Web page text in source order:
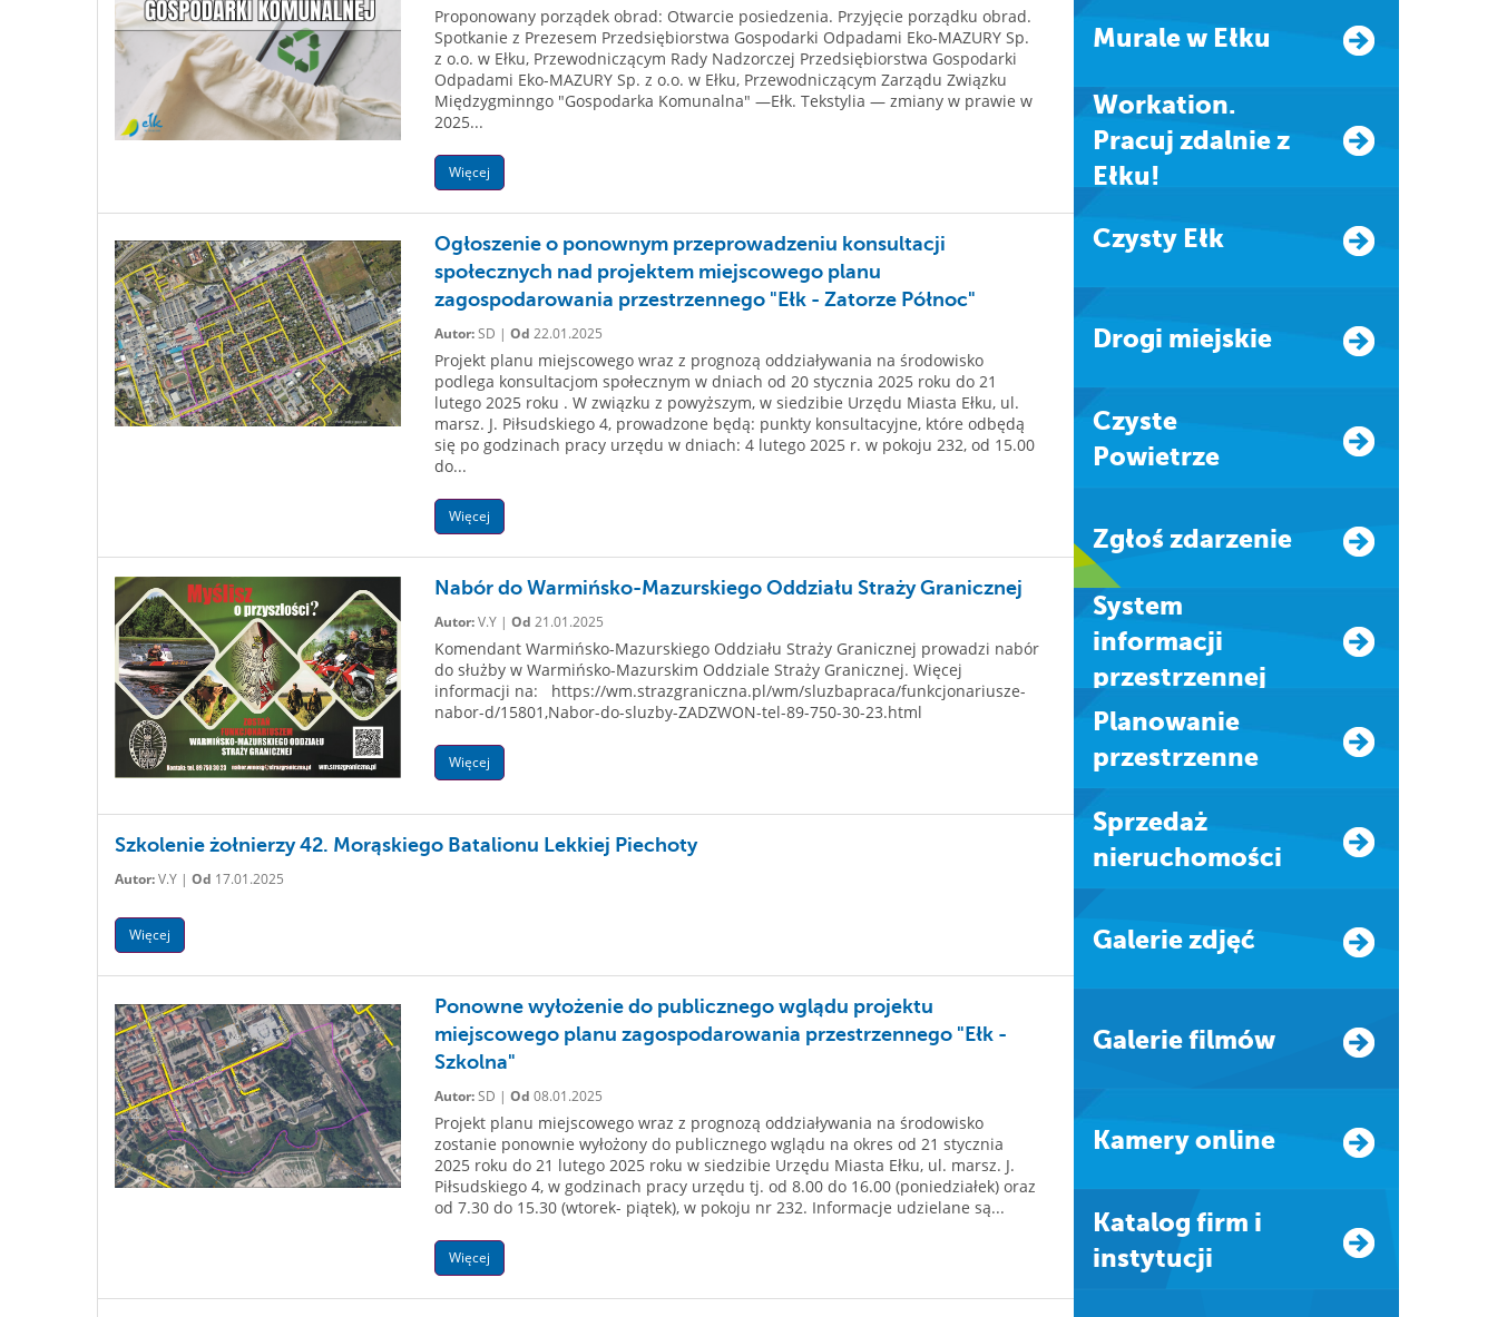
Proponowany porządek obrad: Otwarcie posiedzenia. Przyjęcie porządku obrad.
Spotkanie z Prezesem Przedsiębiorstwa Gospodarki Odpadami Eko-MAZURY Sp.
z o.o. w Ełku, Przewodniczącym Rady Nadzorczej Przedsiębiorstwa Gospodarki
Odpadami Eko-MAZURY Sp. z o.o. w Ełku, Przewodniczącym Zarządu Związku
Międzygminngo "Gospodarka Komunalna" —Ełk. Tekstylia — zmiany w prawie w
2025...
Więcej
Ogłoszenie o ponownym przeprowadzeniu konsultacji
społecznych nad projektem miejscowego planu
zagospodarowania przestrzennego "Ełk - Zatorze Północ"
Autor:SD | Od 22.01.2025
Projekt planu miejscowego wraz z prognozą oddziaływania na środowisko
podlega konsultacjom społecznym w dniach od 20 stycznia 2025 roku do 21
lutego 2025 roku . W związku z powyższym, w siedzibie Urzędu Miasta Ełku, ul.
marsz. J. Piłsudskiego 4, prowadzone będą: punkty konsultacyjne, które odbędą
się po godzinach pracy urzędu w dniach: 4 lutego 2025 r. w pokoju 232, od 15.00
do...
Więcej
Nabór do Warmińsko-Mazurskiego Oddziału Straży Granicznej
Autor:V.Y | Od 21.01.2025
Komendant Warmińsko-Mazurskiego Oddziału Straży Granicznej prowadzi nabór
do służby w Warmińsko-Mazurskim Oddziale Straży Granicznej. Więcej
informacji na: https://wm.strazgraniczna.pl/wm/sluzbapraca/funkcjonariusze-
nabor-d/15801,Nabor-do-sluzby-ZADZWON-tel-89-750-30-23.html
Więcej
Szkolenie żołnierzy 42. Morąskiego Batalionu Lekkiej Piechoty
Autor:V.Y | Od 17.01.2025
Więcej
Ponowne wyłożenie do publicznego wglądu projektu
miejscowego planu zagospodarowania przestrzennego "Ełk -
Szkolna"
Autor:SD | Od 08.01.2025
Projekt planu miejscowego wraz z prognozą oddziaływania na środowisko
zostanie ponownie wyłożony do publicznego wglądu na okres od 21 stycznia
2025 roku do 21 lutego 2025 roku w siedzibie Urzędu Miasta Ełku, ul. marsz. J.
Piłsudskiego 4, w godzinach pracy urzędu tj. od 8.00 do 16.00 (poniedziałek) oraz
od 7.30 do 15.30 (wtorek- piątek), w pokoju nr 232. Informacje udzielane są...
Więcej
Murale w Ełku
Workation.
Pracuj zdalnie z
Ełku!
Czysty Ełk
Drogi miejskie
Czyste
Powietrze
Zgłoś zdarzenie
system
informacji
przestrzennej
Planowanie
przestrzenne
Sprzedaż
nieruchomości
Galerie zdjęć
Galerie filmów
Kamery online
Katalog firm i
instytucji